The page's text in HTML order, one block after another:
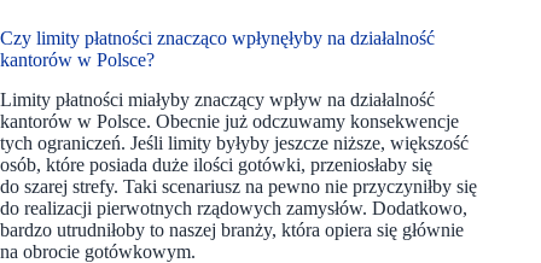
Czy limity płatności znacząco wpłynęłyby na działalność
kantorów w Polsce?
Limity płatności miałyby znaczący wpływ na działalność
kantorów w Polsce. Obecnie już odczuwamy konsekwencje
tych ograniczeń. Jeśli limity byłyby jeszcze niższe, większość
osób, które posiada duże ilości gotówki, przeniosłaby się
do szarej strefy. Taki scenariusz na pewno nie przyczyniłby się
do realizacji pierwotnych rządowych zamysłów. Dodatkowo,
bardzo utrudniłoby to naszej branży, która opiera się głównie
na obrocie gotówkowym.